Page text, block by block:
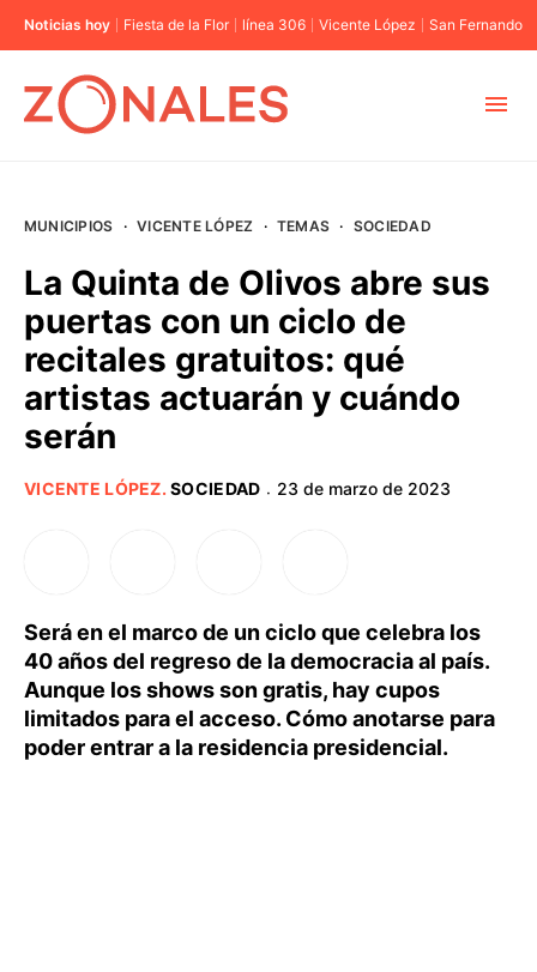
Noticias hoy Fiesta de la Flor línea 306 Vicente López San Fernando
BUENOS AIRES
PROVINCIAS
MUNICIPIOS · VICENTE LÓPEZ · TEMAS · SOCIEDAD
La Quinta de Olivos abre sus
puertas con un ciclo de
recitales gratuitos: qué
artistas actuarán y cuándo
serán
VICENTE LÓPEZ.SOCIEDAD · 23 de marzo de 2023
Será en el marco de un ciclo que celebra los
40 años del regreso de la democracia al país.
Aunque los shows son gratis, hay cupos
limitados para el acceso. Cómo anotarse para
poder entrar a la residencia presidencial.